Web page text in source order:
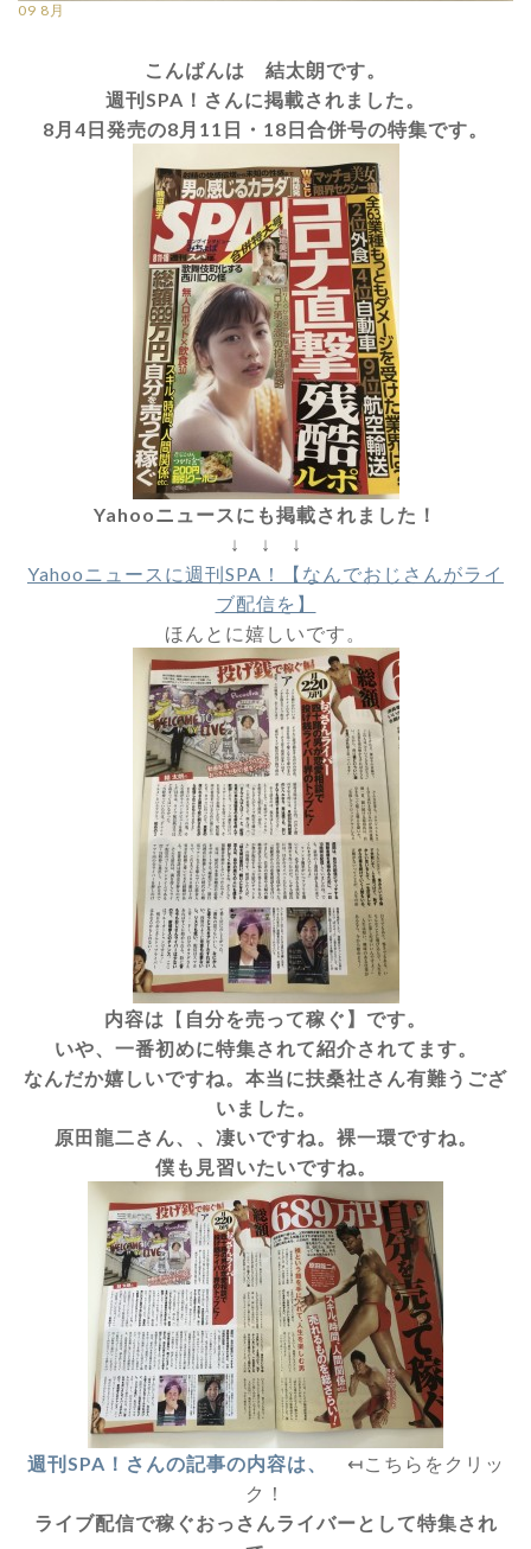
09 8月
こんばんは 結太朗です。
週刊SPA！さんに掲載されました。
8月4日発売の8月11日・18日合併号の特集です。
Yahooニュースにも掲載されました！
↓ ↓ ↓
Yahooニュースに週刊SPA！【なんでおじさんがライ
ブ配信を】
ほんとに嬉しいです。
内容は 【 自分を売って稼ぐ】です。
いや、一番初めに特集されて紹介されてます。
なんだか嬉しいですね。本当に扶桑社さん有難うござ
いました。
原田龍二さん、、凄いですね。裸一環ですね。
僕も見習いたいですね。
週刊SPA！さんの記事の内容は、
↤こちらをクリッ
ク！
ライブ配信で稼ぐおっさんライバーとして特集され